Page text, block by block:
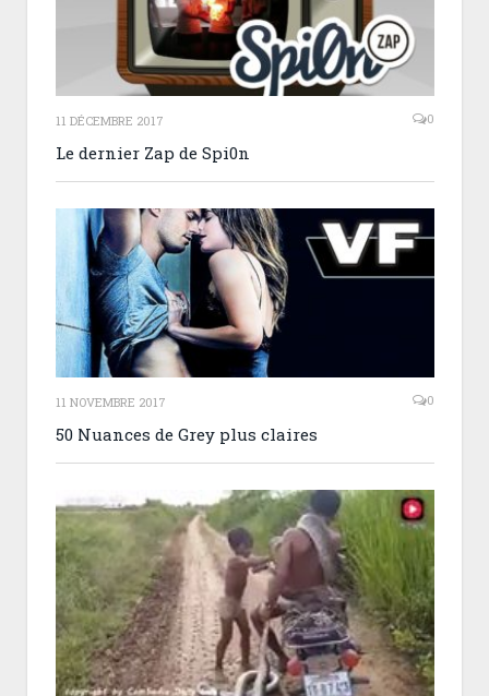
11 DÉCEMBRE 2017 0
Le dernier Zap de Spi0n
11 NOVEMBRE 2017 0
50 Nuances de Grey plus claires